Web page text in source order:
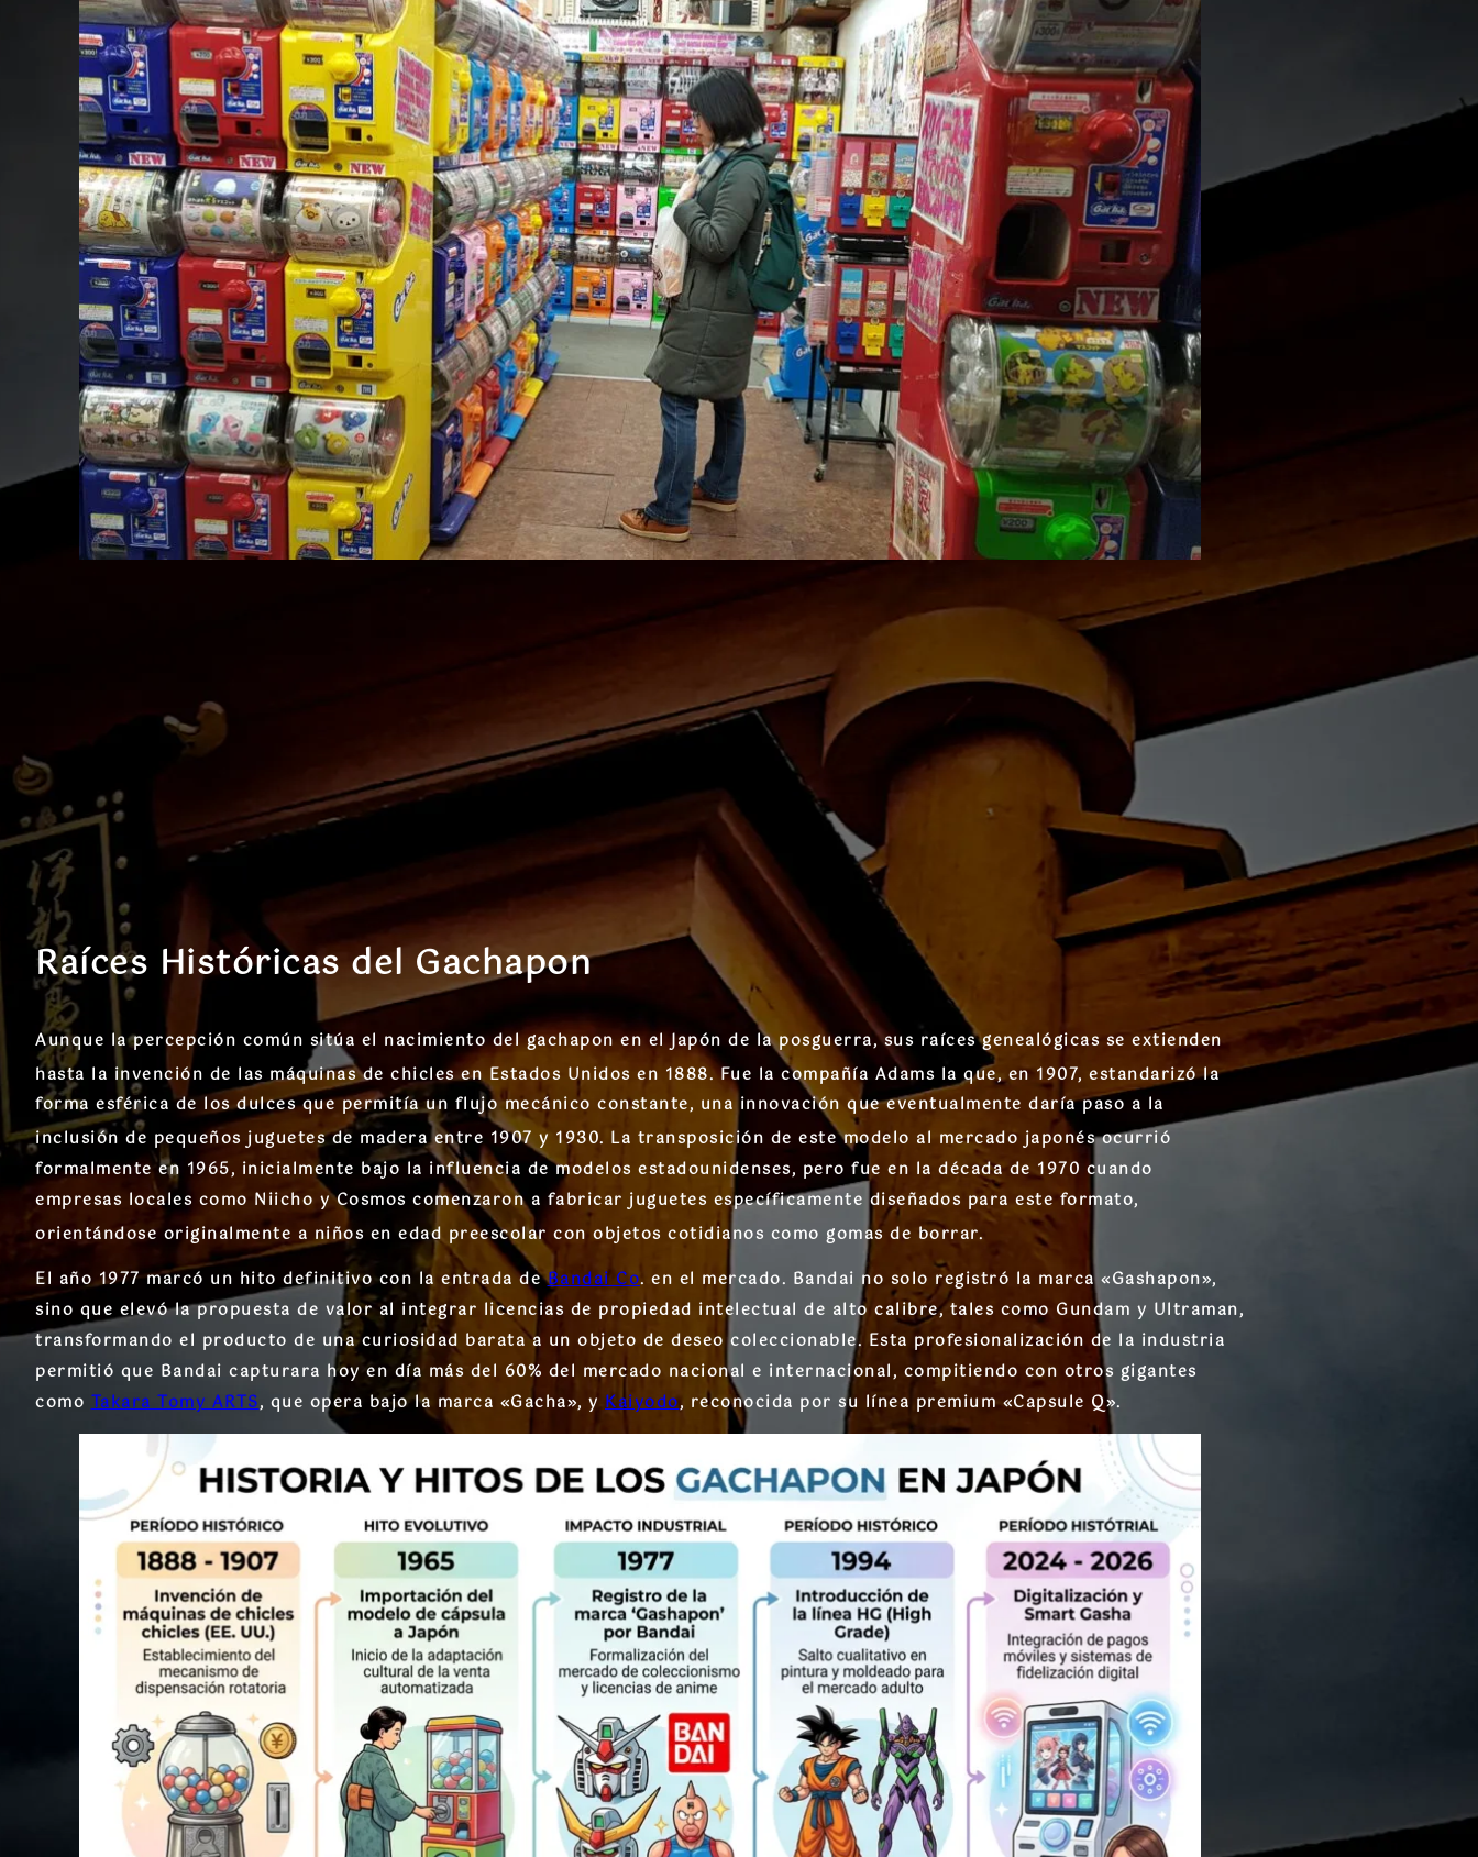
Raíces Históricas del Gachapon
Aunque la percepción común sitúa el nacimiento del gachapon en el Japón de la posguerra, sus raíces genealógicas se extienden
hasta la invención de las máquinas de chicles en Estados Unidos en 1888.Fue la compañía Adams la que, en 1907, estandarizó la
forma esférica de los dulces que permitía un flujo mecánico constante, una innovación que eventualmente daría paso a la
inclusión de pequeños juguetes de madera entre 1907 y 1930. La transposición de este modelo al mercado japonés ocurrió
formalmente en 1965, inicialmente bajo la influencia de modelos estadounidenses, pero fue en la década de 1970 cuando
empresas locales como Niicho y Cosmos comenzaron a fabricar juguetes específicamente diseñados para este formato,
orientándose originalmente a niños en edad preescolar con objetos cotidianos como gomas de borrar.
El año 1977 marcó un hito definitivo con la entrada deBandai Co. en el mercado. Bandai no solo registró la marca «Gashapon»,
sino que elevó la propuesta de valor al integrar licencias de propiedad intelectual de alto calibre, tales como Gundam y Ultraman,
transformando el producto de una curiosidad barata a un objeto de deseo coleccionable. Esta profesionalización de la industria
permitió que Bandai capturara hoy en día más del 60% del mercado nacional e internacional, compitiendo con otros gigantes
comoTakara Tomy ARTS, que opera bajo la marca «Gacha», y Kaiyodo, reconocida por su línea premium «Capsule Q».